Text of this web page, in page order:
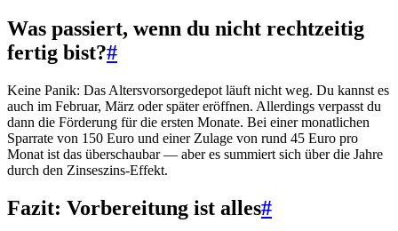
Was passiert, wenn du nicht rechtzeitig
fertig bist?#
Keine Panik: Das Altersvorsorgedepot läuft nicht weg. Du kannst es
auch im Februar, März oder später eröffnen. Allerdings verpasst du
dann die Förderung für die ersten Monate. Bei einer monatlichen
Sparrate von 150 Euro und einer Zulage von rund 45 Euro pro
Monat ist das überschaubar — aber es summiert sich über die Jahre
durch den Zinseszins-Effekt.
Fazit: Vorbereitung ist alles#